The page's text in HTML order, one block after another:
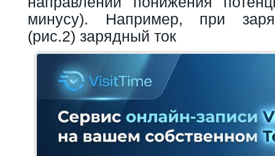
минусу). Например, при
(рис.2) зарядный ток